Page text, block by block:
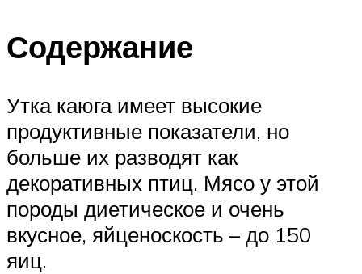
Содержание
Утка каюга имеет высокие
продуктивные показатели, но
больше их разводят как
декоративных птиц. Мясо у этой
породы диетическое и очень
вкусное, яйценоскость – до 150
яиц.